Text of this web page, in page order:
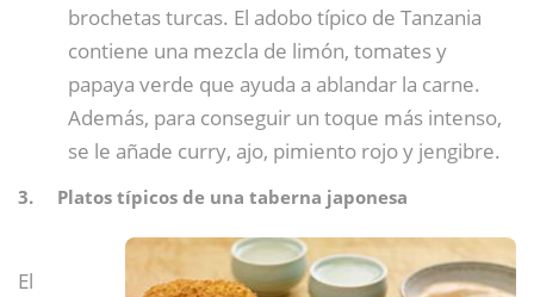
brochetas turcas. El adobo típico de Tanzania
contiene una mezcla de limón, tomates y
papaya verde que ayuda a ablandar la carne.
Además, para conseguir un toque más intenso,
se le añade curry, ajo, pimiento rojo y jengibre.
3. Platos típicos de una taberna japonesa
El